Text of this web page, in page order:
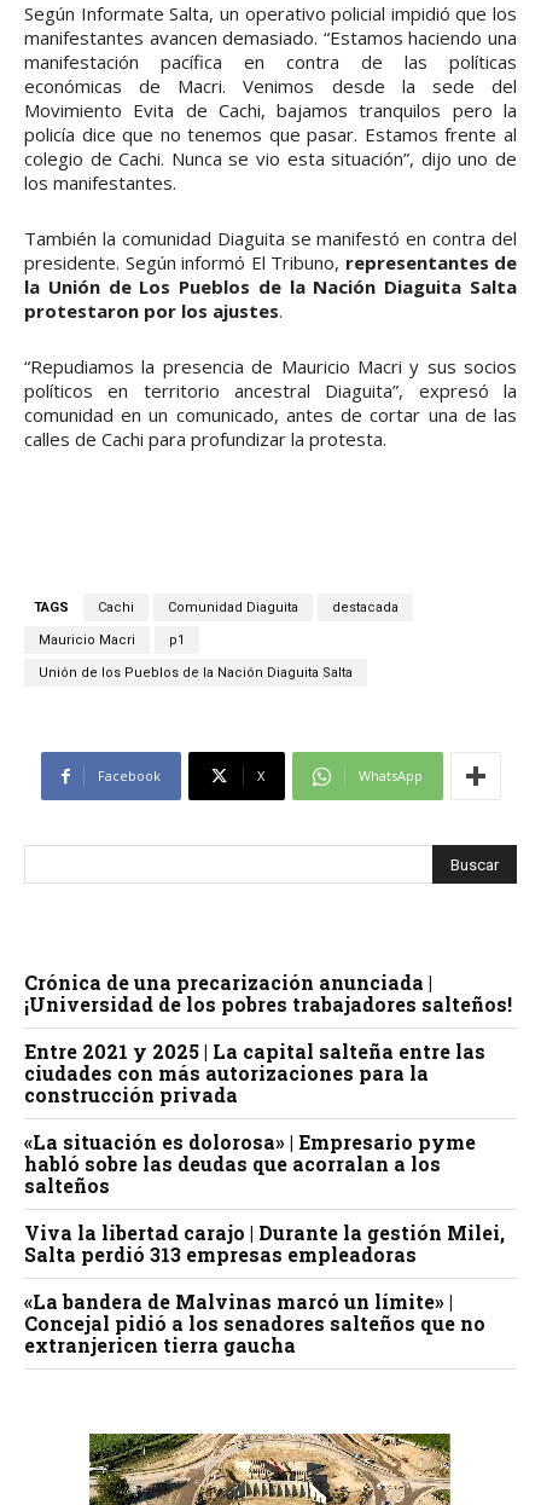
Según Informate Salta, un operativo policial impidió que los
manifestantes avancen demasiado. “Estamos haciendo una
manifestación pacífica en contra de las políticas
económicas de Macri. Venimos desde la sede del
Movimiento Evita de Cachi, bajamos tranquilos pero la
policía dice que no tenemos que pasar. Estamos frente al
colegio de Cachi. Nunca se vio esta situación”, dijo uno de
los manifestantes.
También la comunidad Diaguita se manifestó en contra del
presidente. Según informó El Tribuno, representantes de
la Unión de Los Pueblos de la Nación Diaguita Salta
protestaron por los ajustes.
“Repudiamos la presencia de Mauricio Macri y sus socios
políticos en territorio ancestral Diaguita”, expresó la
comunidad en un comunicado, antes de cortar una de las
calles de Cachi para profundizar la protesta.
TAGS Cachi Comunidad Diaguita destacada
Mauricio Macri p1
Unión de los Pueblos de la Nación Diaguita Salta
Facebook X WhatsApp
Crónica de una precarización anunciada |
¡Universidad de los pobres trabajadores salteños!
Entre 2021 y 2025 | La capital salteña entre las
ciudades con más autorizaciones para la
construcción privada
«La situación es dolorosa» | Empresario pyme
habló sobre las deudas que acorralan a los
salteños
Viva la libertad carajo | Durante la gestión Milei,
Salta perdió 313 empresas empleadoras
«La bandera de Malvinas marcó un límite» |
Concejal pidió a los senadores salteños que no
extranjericen tierra gaucha